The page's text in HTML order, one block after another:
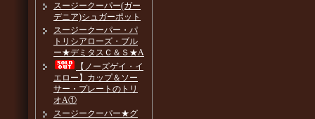
スージークーパー(ガー
デニア)シュガーポット
スージークーパー・パ
トリシアローズ・ブル
ー★デミタスＣ＆Ｓ★A
【ノーズゲイ・イ
エロー】カップ＆ソー
サー・プレートのトリ
オA①
スージークーパー★グ